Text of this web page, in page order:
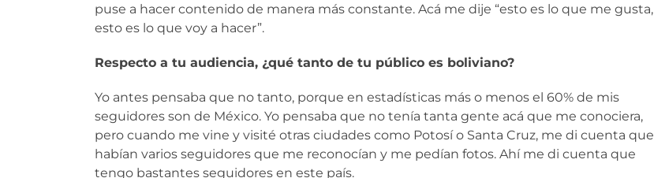
puse a hacer contenido de manera más constante. Acá me dije “esto es lo que me gusta,
esto es lo que voy a hacer”.
Respecto a tu audiencia, ¿qué tanto de tu público es boliviano?
Yo antes pensaba que no tanto, porque en estadísticas más o menos el 60% de mis
seguidores son de México. Yo pensaba que no tenía tanta gente acá que me conociera,
pero cuando me vine y visité otras ciudades como Potosí o Santa Cruz, me di cuenta que
habían varios seguidores que me reconocían y me pedían fotos. Ahí me di cuenta que
tengo bastantes seguidores en este país.